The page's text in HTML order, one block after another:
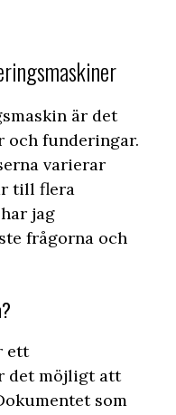
är det
och funderingar.
varierar
till flera
jag
frågorna och
ett
det möjligt att
som